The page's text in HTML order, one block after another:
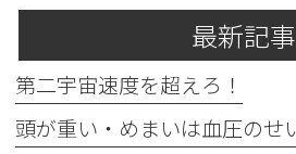
最新記事
第二宇宙速度を超えろ！